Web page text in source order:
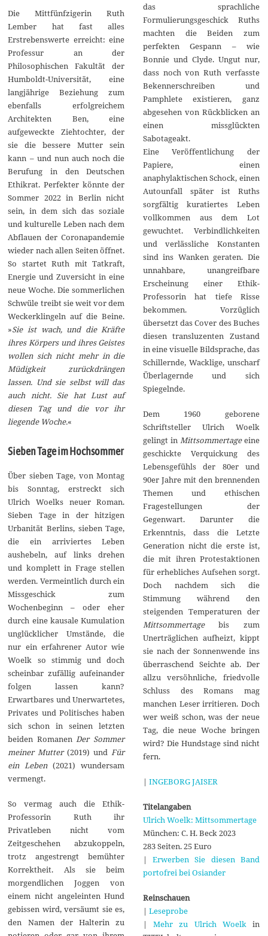
Die Mittfünfzigerin Ruth
Lember hat fast alles
Erstrebenswerte erreicht: eine
Professur an der
Philosophischen Fakultät der
Humboldt-Universität, eine
langjährige Beziehung zum
ebenfalls erfolgreichem
Architekten Ben, eine
aufgeweckte Ziehtochter, der
sie die bessere Mutter sein
kann – und nun auch noch die
Berufung in den Deutschen
Ethikrat. Perfekter könnte der
Sommer 2022 in Berlin nicht
sein, in dem sich das soziale
und kulturelle Leben nach dem
Abflauen der Coronapandemie
wieder nach allen Seiten öffnet.
So startet Ruth mit Tatkraft,
Energie und Zuversicht in eine
neue Woche. Die sommerlichen
Schwüle treibt sie weit vor dem
Weckerklingeln auf die Beine.
»Sie ist wach, und die Kräfte
ihres Körpers und ihres Geistes
wollen sich nicht mehr in die
Müdigkeit zurückdrängen
lassen. Und sie selbst will das
auch nicht. Sie hat Lust auf
diesen Tag und die vor ihr
liegende Woche.«
Sieben Tage im Hochsommer
Über sieben Tage, von Montag
bis Sonntag, erstreckt sich
Ulrich Woelks neuer Roman.
Sieben Tage in der hitzigen
Urbanität Berlins, sieben Tage,
die ein arriviertes Leben
aushebeln, auf links drehen
und komplett in Frage stellen
werden. Vermeintlich durch ein
Missgeschick zum
Wochenbeginn – oder eher
durch eine kausale Kumulation
unglücklicher Umstände, die
nur ein erfahrener Autor wie
Woelk so stimmig und doch
scheinbar zufällig aufeinander
folgen lassen kann?
Erwartbares und Unerwartetes,
Privates und Politisches haben
sich schon in seinen letzten
beiden RomanenDer Sommer
meiner Mutter(2019) undFür
ein Leben(2021) wundersam
vermengt.
So vermag auch die Ethik-
Professorin Ruth ihr
Privatleben nicht vom
Zeitgeschehen abzukoppeln,
trotz angestrengt bemühter
Korrektheit. Als sie beim
morgendlichen Joggen von
einem nicht angeleinten Hund
gebissen wird, versäumt sie es,
den Namen der Halterin zu
das sprachliche
Formulierungsgeschick Ruths
machten die Beiden zum
perfekten Gespann – wie
Bonnie und Clyde. Ungut nur,
dass noch von Ruth verfasste
Bekennerschreiben und
Pamphlete existieren, ganz
abgesehen von Rückblicken an
einen missglückten
Sabotageakt.
Eine Veröffentlichung der
Papiere, einen
anaphylaktischen Schock, einen
Autounfall später ist Ruths
sorgfältig kuratiertes Leben
vollkommen aus dem Lot
gewuchtet. Verbindlichkeiten
und verlässliche Konstanten
sind ins Wanken geraten. Die
unnahbare, unangreifbare
Erscheinung einer Ethik-
Professorin hat tiefe Risse
bekommen. Vorzüglich
übersetzt das Cover des Buches
diesen transluzenten Zustand
in eine visuelle Bildsprache, das
Schillernde, Wacklige, unscharf
Überlagernde und sich
Spiegelnde.
Dem 1960 geborene
Schriftsteller Ulrich Woelk
gelingt in Mittsommertageeine
geschickte Verquickung des
Lebensgefühls der 80er und
90er Jahre mit den brennenden
Themen und ethischen
Fragestellungen der
Gegenwart. Darunter die
Erkenntnis, dass die Letzte
Generation nicht die erste ist,
die mit ihren Protestaktionen
für erhebliches Aufsehen sorgt.
Doch nachdem sich die
Stimmung während den
steigenden Temperaturen der
Mittsommertagebis zum
Unerträglichen aufheizt, kippt
sie nach der Sonnenwende ins
überraschend Seichte ab. Der
allzu versöhnliche, friedvolle
Schluss des Romans mag
manchen Leser irritieren. Doch
wer weiß schon, was der neue
Tag, die neue Woche bringen
wird? Die Hundstage sind nicht
fern.
| INGEBORG JAISER
Titelangaben
Ulrich Woelk: Mittsommertage
München: C. H. Beck 2023
283 Seiten. 25 Euro
| Erwerben Sie diesen Band
portofrei bei Osiander
Reinschauen
| Leseprobe
| Mehr zu Ulrich Woelk in